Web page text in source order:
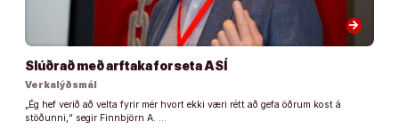
arrow_forward
Slúðrað með arftaka forseta ASÍ
Verkalýðsmál
„Ég hef verið að velta fyrir mér hvort ekki væri rétt að gefa öðrum kost á
stöðunni,“ segir Finnbjörn A. …